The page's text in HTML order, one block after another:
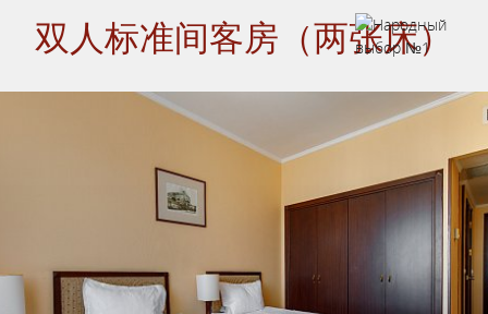
双人标准间客房（两张床）